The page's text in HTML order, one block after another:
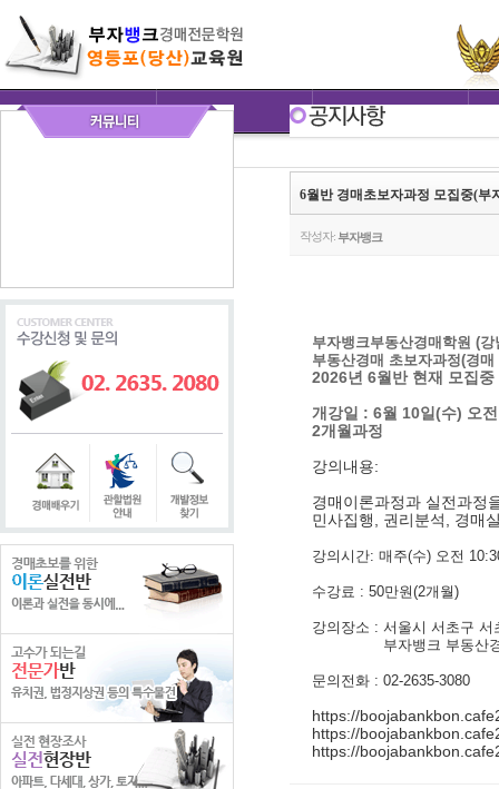
6월반 경매초보자과정 모집중(부
작성자: 부자뱅크
부자뱅크부동산경매학원 (강
부동산경매 초보자과정(경
2026년 6월반 현재 모집중
개강일 : 6월 10일(수) 오
2개월과정
강의내용:
경매이론과정과 실전과정
민사집행, 권리분석, 경매
강의시간: 매주(수) 오전
수강료 : 50만원(2개월)
강의장소 : 서울시 서초구
부자뱅크 부동산
문의전화 : 02-2635-3080
https://
https://
https://